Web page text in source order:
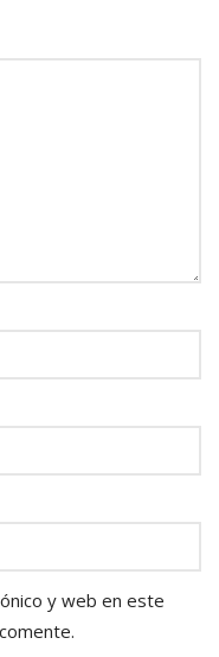
y web en este